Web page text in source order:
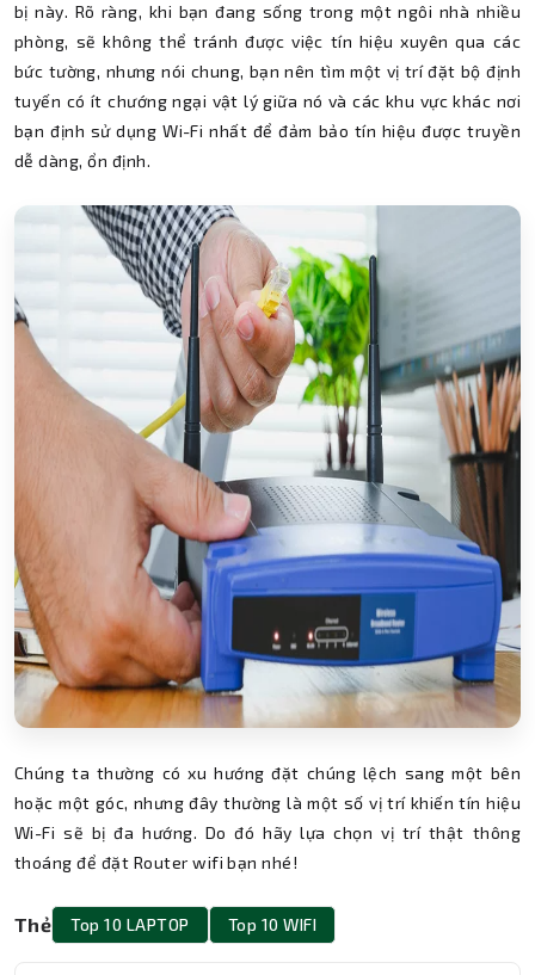
bị này. Rõ ràng, khi bạn đang sống trong một ngôi nhà nhiều
phòng, sẽ không thể tránh được việc tín hiệu xuyên qua các
bức tường, nhưng nói chung, bạn nên tìm một vị trí đặt bộ định
tuyến có ít chướng ngại vật lý giữa nó và các khu vực khác nơi
bạn định sử dụng Wi-Fi nhất để đảm bảo tín hiệu được truyền
dễ dàng, ổn định.
Chúng ta thường có xu hướng đặt chúng lệch sang một bên
hoặc một góc, nhưng đây thường là một số vị trí khiến tín hiệu
Wi-Fi sẽ bị đa hướng. Do đó hãy lựa chọn vị trí thật thông
thoáng để đặt Router wifi bạn nhé!
Thẻ Top 10 LAPTOP Top 10 WIFI